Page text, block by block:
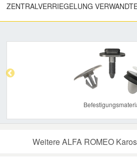
ZENTRALVERRIEGELUNG
Weitere ALFA ROMEO